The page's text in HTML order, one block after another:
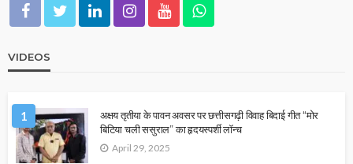
VIDEOS
1
अक्षय तृतीया के पावन अवसर पर छत्तीसगढ़ी विवाह बिदाई गीत “मोर
बिटिया चली ससुराल” का हृदयस्पर्शी लॉन्च
April 29, 2025